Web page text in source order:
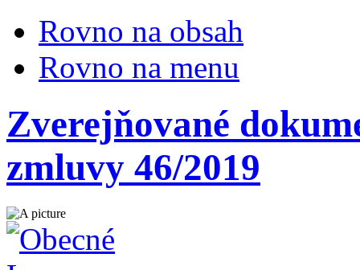
Rovno na obsah
Rovno na menu
Zverejňované
zmluvy 46/2019